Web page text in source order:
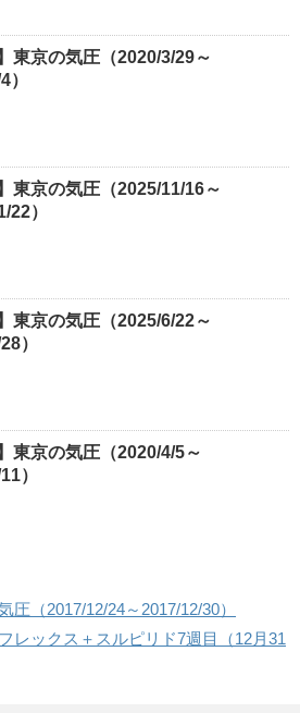
東京の気圧（2020/3/29～
）
東京の気圧（2025/11/16～
22）
東京の気圧（2025/6/22～
）
東京の気圧（2020/4/5～
）
圧（2017/12/24～2017/12/30）
レックス＋スルピリド7週目（12月31